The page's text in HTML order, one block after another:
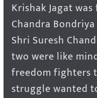
Krishak Jagat
Chandra
Shri Suresh
two were like
freedom fighters
struggle wanted